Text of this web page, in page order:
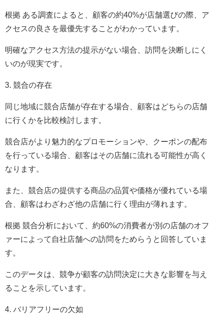
根拠 ある調査によると、顧客の約40%が店舗選びの際、ア
クセスの良さを最優先することがわかっています。
明確なアクセス方法の提示がない場合、訪問を決断しにく
いのが現実です。
3. 競合の存在
同じ地域に競合店舗が存在する場合、顧客はどちらの店舗
に行くかを比較検討します。
競合店がより魅力的なプロモーションや、クーポンの配布
を行っている場合、顧客はその店舗に流れる可能性が高く
なります。
また、競合店の提供する商品の品質や価格が優れている場
合、顧客はわざわざ他の店舗に行く理由が薄れます。
根拠 競合分析において、約60%の消費者が別の店舗のオフ
ァーによって自社店舗への訪問をためらうと回答していま
す。
このデータは、競争が顧客の訪問決定に大きな影響を与え
ることを示しています。
4. バリアフリーの欠如